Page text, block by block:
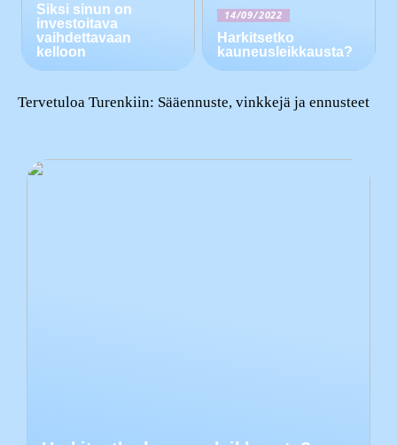
Siksi sinun on
investoitava
vaihdettavaan
kelloon
14/09/2022
Harkitsetko
kauneusleikkausta?
Tervetuloa Turenkiin: Sääennuste, vinkkejä ja ennusteet